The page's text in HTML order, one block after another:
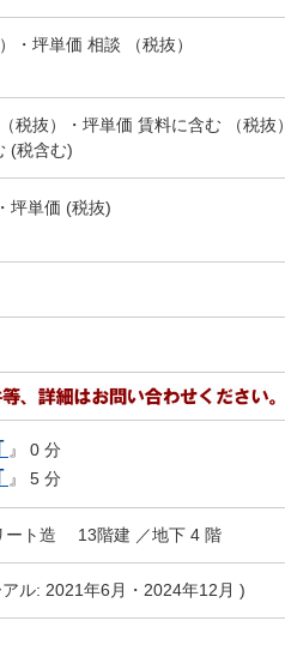
・坪単価 相談 （税抜）
税抜）・坪単価 賃料に含む （税抜）
(税含む)
坪単価 (税抜)
』 0 分
』 5 分
ート造 13階建 ／地下 4 階
ル: 2021年6月・2024年12月 )